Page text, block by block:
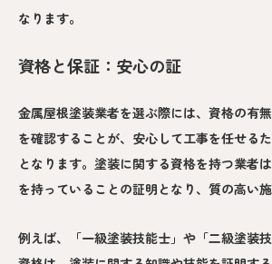
なります。
資格と保証：安心の証
金属屋根塗装業者を選ぶ際には、資格の有
を確認することが、安心して工事を任せる
となります。塗装に関する資格を持つ業者
を持っていることの証明となり、質の高い
例えば、「一級塗装技能士」や「二級塗装